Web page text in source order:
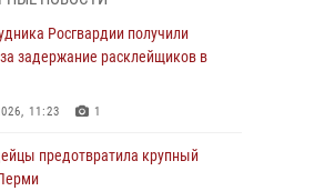
крае семья сотрудника
охраны Росгвардии
края заняла призовое место на
«Бородачи в Бородулино»
крае росгвардейцы провели
Росгвардии получили
задержание расклейщиков в
11:23 1
предотвратила крупный